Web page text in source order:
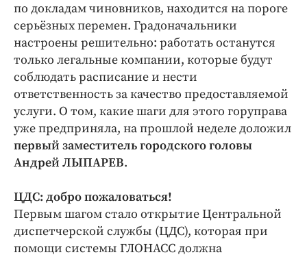
по докладам чиновников, находится на пороге
серьёзных перемен. Градоначальники
настроены решительно: работать останутся
только легальные компании, которые будут
соблюдать расписание и нести
ответственность за качество предоставляемой
услуги. О том, какие шаги для этого горуправа
уже предприняла, на прошлой неделе доложил
первый заместитель городского головы
Андрей ЛЫПАРЕВ.
ЦДС: добро пожаловаться!
Первым шагом стало открытие Центральной
диспетчерской службы (ЦДС), которая при
помощи системы ГЛОНАСС должна